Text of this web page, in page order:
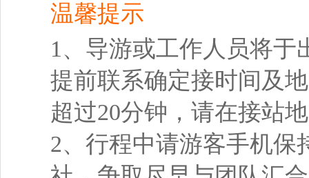
温馨提示
1、导游或工作人员将于
提前联系确定接时间及
超过20分钟，请在接站
2、行程中请游客手机保